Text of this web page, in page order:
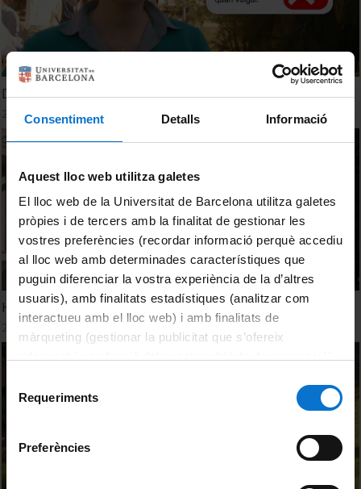
Consentiment Detalls Informació
Aquest lloc web utilitza galetes
El lloc web de la Universitat de Barcelona utilitza galetes
pròpies i de tercers amb la finalitat de gestionar les
vostres preferències (recordar informació perquè accediu
al lloc web amb determinades característiques que
puguin diferenciar la vostra experiència de la d’altres
usuaris), amb finalitats estadístiques (analitzar com
interactueu amb el lloc web) i amb finalitats de
màrqueting (gestionar la publicitat que s’ofereix
consultar laPolítica de galetes del lloc web de la
Requeriments
Preferències
Deixo de fumar quan vulgui. Fals!
23 maig, 2024
Hi ha persones grans fumadores que estan molt bé. Fals!